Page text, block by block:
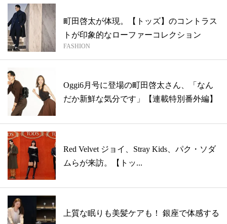
町田啓太が体現。【トッズ】のコントラス
トが印象的なローファーコレクション
FASHION
Oggi6月号に登場の町田啓太さん、「なん
だか新鮮な気分です」【連載特別番外編】
Red Velvet ジョイ、Stray Kids、パク・ソダ
ムらが来訪。【トッ...
上質な眠りも美髪ケアも！ 銀座で体感する